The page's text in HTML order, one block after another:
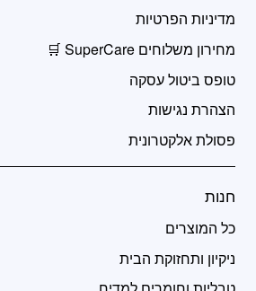
מדיניות הפרטיות
מחירון משלוחים SuperCare 🛒
טופס ביטול עסקה
הצהרת נגישות
פסולת אלקטרונית
חנות
כל המוצרים
ניקיון ותחזוקת הבית